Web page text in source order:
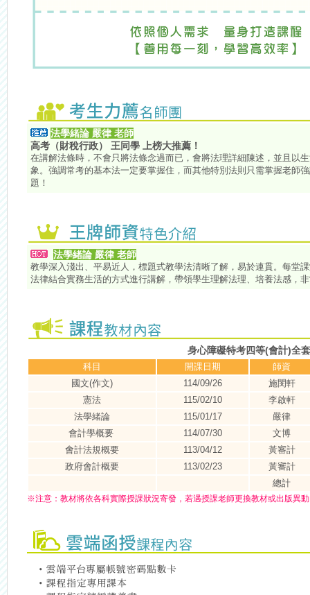
法學緒論 嚴律 老師
高考（財稅行政） 王同學 上榜大推薦！
在講解法條時，不會只將法條念過而已，會將法理詳細陳述，並且以
象。強調常考的基本法一定要掌握住，而其他特別法則只需掌握老師
題！
法學緒論 嚴律 老師
教學深入淺出、平易近人，標題式教學法清晰了解，易於連貫。每堂
法律結合實務生活的方式進行講解，帶領學生理解法理、培養法感，
身心障礙特考四等(會計)全
科目 開課日期
師資
國文(作文)
114/09/26
施閔軒
憲法
115/02/10
李啟軒
法學緒論
115/01/17
嚴律
會計學概要
114/07/30
文博
會計法規概要
113/04/12
黃審計
政府會計概要
113/02/23
黃審計
總計
※注意： 教材將依各科實際授課狀況寄發，若遇授課老師更換教材或出版異